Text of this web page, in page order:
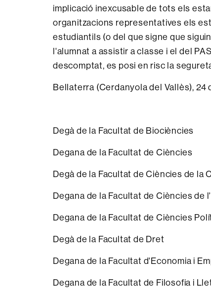
implicació inexcusable de tots els
organitzacions representatives els
estudiantils (o del que signe que
l'alumnat a assistir a classe i el del
descomptat, es posi en risc la
Bellaterra (Cerdanyola del Vallès), 24
Degà de la Facultat de Biociències
Degana de la Facultat de Ciències
Degà de la Facultat de Ciències de la
Degana de la Facultat de Ciències de
Degana de la Facultat de Ciències
Degà de la Facultat de Dret
Degana de la Facultat d'Economia i
Degana de la Facultat de Filosofia i